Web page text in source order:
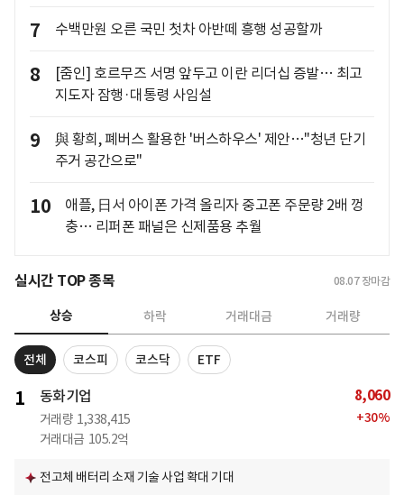
7 수백만원 오른 국민 첫차 아반떼 흥행 성공할까
8
[줌인] 호르무즈 서명 앞두고 이란 리더십 증발… 최고
지도자 잠행·대통령 사임설
9
與 황희, 폐버스 활용한 '버스하우스' 제안…"청년 단기
주거 공간으로"
10
애플, 日서 아이폰 가격 올리자 중고폰 주문량 2배 껑
충… 리퍼폰 패널은 신제품용 추월
실시간 TOP 종목 08.07 장마감
상승 하락 거래대금 거래량
전체 코스피 코스닥 ETF
1 동화기업
거래량 1,338,415
거래대금 105.2억
8,060
+30%
전고체 배터리 소재 기술 사업 확대 기대